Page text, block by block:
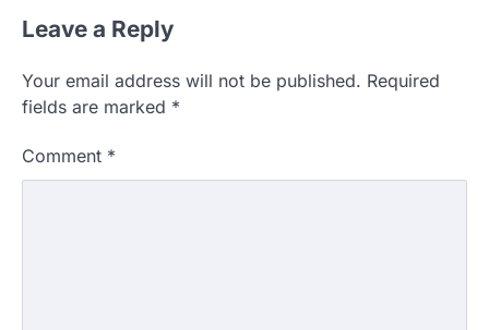
Leave a Reply
Your email address will not be published. Required
fields are marked *
Comment *